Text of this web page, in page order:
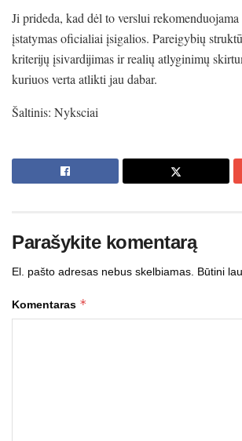
Ji prideda, kad dėl to verslui
įstatymas oficialiai įsigalios. Pareigybių
kriterijų įsivardijimas ir realių atlyginimų
kuriuos verta atlikti jau dabar.
Šaltinis: Nyksciai
Parašykite komentarą
El. pašto adresas nebus skelbiamas. Būtini
Komentaras *